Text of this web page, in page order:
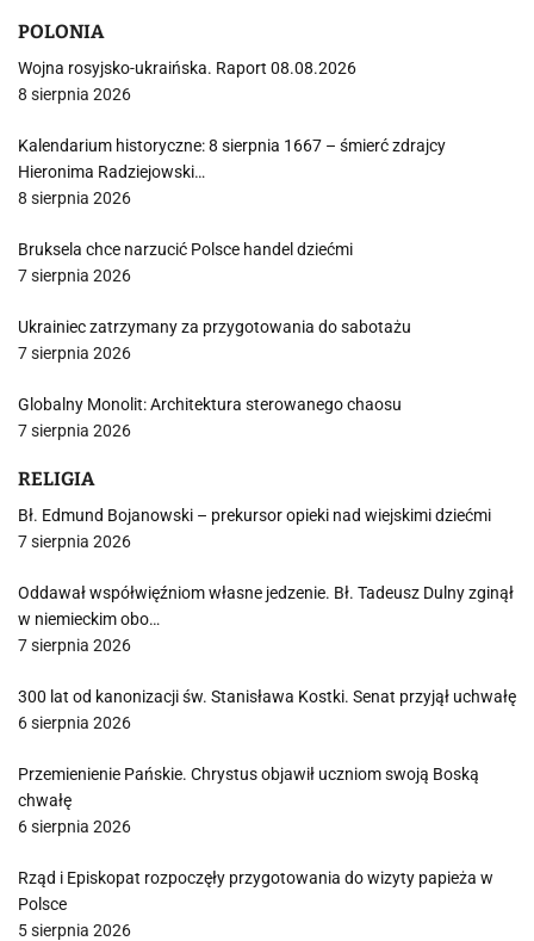
POLONIA
Wojna rosyjsko-ukraińska. Raport 08.08.2026
8 sierpnia 2026
Kalendarium historyczne: 8 sierpnia 1667 – śmierć zdrajcy
Hieronima Radziejowski…
8 sierpnia 2026
Bruksela chce narzucić Polsce handel dziećmi
7 sierpnia 2026
Ukrainiec zatrzymany za przygotowania do sabotażu
7 sierpnia 2026
Globalny Monolit: Architektura sterowanego chaosu
7 sierpnia 2026
RELIGIA
Bł. Edmund Bojanowski – prekursor opieki nad wiejskimi dziećmi
7 sierpnia 2026
Oddawał współwięźniom własne jedzenie. Bł. Tadeusz Dulny zginął
w niemieckim obo…
7 sierpnia 2026
300 lat od kanonizacji św. Stanisława Kostki. Senat przyjął uchwałę
6 sierpnia 2026
Przemienienie Pańskie. Chrystus objawił uczniom swoją Boską
chwałę
6 sierpnia 2026
Rząd i Episkopat rozpoczęły przygotowania do wizyty papieża w
Polsce
5 sierpnia 2026